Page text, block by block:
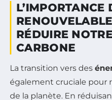
L’IMPORTANCE
RÉDUIRE
CARBONE
La transition vers des
également cruciale pour
de la planète. En